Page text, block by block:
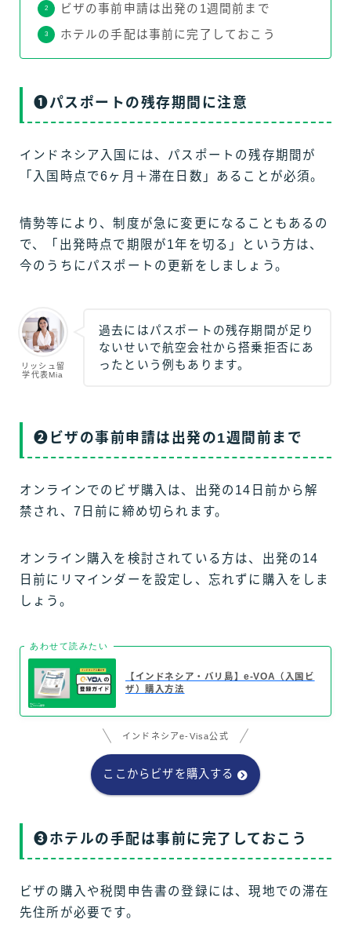
ビザの事前申請は出発の1週間前まで
ホテルの手配は事前に完了しておこう
❶パスポートの残存期間に注意
インドネシア入国には、パスポートの残存期間が
「入国時点で6ヶ月＋滞在日数」あることが必須。
情勢等により、制度が急に変更になることもあるの
で、「出発時点で期限が1年を切る」という方は、
今のうちにパスポートの更新をしましょう。
リッシュ留
学代表Mia
過去にはパスポートの残存期間が足り
ないせいで航空会社から搭乗拒否にあ
ったという例もあります。
❷ビザの事前申請は出発の1週間前まで
オンラインでのビザ購入は、出発の14日前から解
禁され、7日前に締め切られます。
オンライン購入を検討されている方は、出発の14
日前にリマインダーを設定し、忘れずに購入をしま
しょう。
あわせて読みたい
【インドネシア・バリ島】e-VOA（入国ビ
ザ）購入方法
インドネシアe-Visa公式
ここからビザを購入する
❸ホテルの手配は事前に完了しておこう
ビザの購入や税関申告書の登録には、現地での滞在
先住所が必要です。